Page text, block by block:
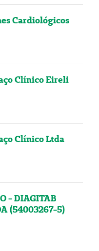
Cardiológicos
Clínico Eireli
Clínico Ltda
- DIAGITAB
(54003267-5)